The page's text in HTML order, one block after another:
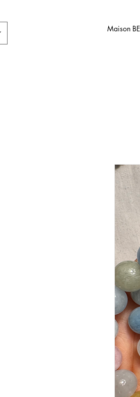
Maison